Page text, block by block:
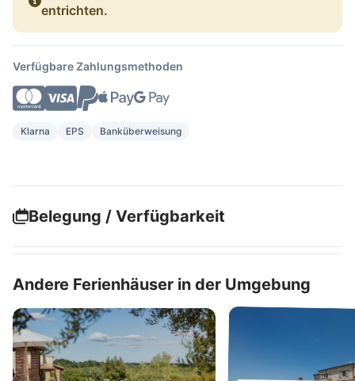
entrichten.
Verfügbare Zahlungsmethoden
Klarna EPS Banküberweisung
Belegung / Verfügbarkeit
Andere Ferienhäuser in der Umgebung